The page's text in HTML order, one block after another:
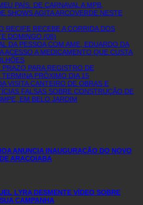
PAÍS: DE CARNAVAL A MPB,
SHOWS AGITA ARCOVERDE NESTE
RECIFE RECEBE A CORRIDA DOS
DOMINGO (08)
DA PESSOA COM AME, EDUARDO DA
ACESSO A MEDICAMENTO QUE CUSTA
PARA REGISTRO DE
PRÓXIMO DIA 15
VISITA CANTEIRO DE OBRAS E
FALSAS SOBRE CONSTRUÇÃO DE
EM BELO JARDIM
ANUNCIA INAUGURAÇÃO DO NOVO
ARAÇOIABA
LYRA DESMENTE VÍDEO SOBRE
CAMPANHA